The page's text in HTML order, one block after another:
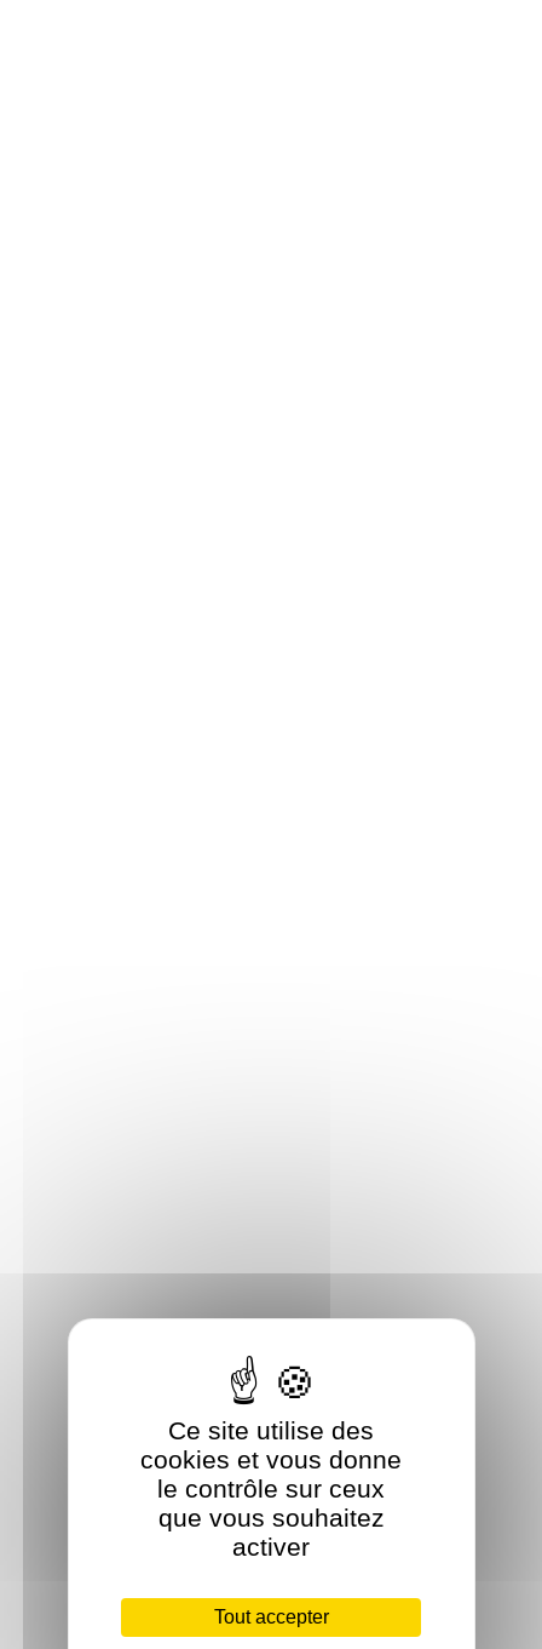
Ce site utilise des
cookies et vous donne
le contrôle sur ceux
que vous souhaitez
activer
Tout accepter